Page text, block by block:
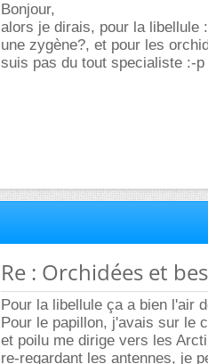
Bonjour,
alors je dirais, pour la libellule
une zygène?, et pour les
suis pas du tout specialiste :-p
Re : Orchidées et
Pour la libellule ça a bien l'air
Pour le papillon, j'avais sur le
et poilu me dirige vers les
re-regardant les antennes, je